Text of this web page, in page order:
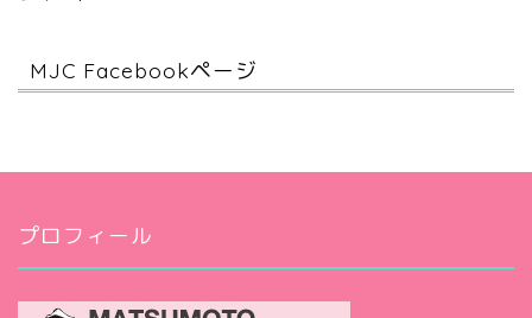
MJC Facebookページ
プロフィール